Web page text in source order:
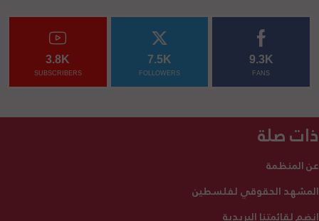
9.3K
FANS
7.5K
FOLLOWERS
3.8K
SUBSCRIBERS
ذات صلة
عن المنظمة
المشهد الحقوقي لفلسطين
انضم لقائمتنا البريدية